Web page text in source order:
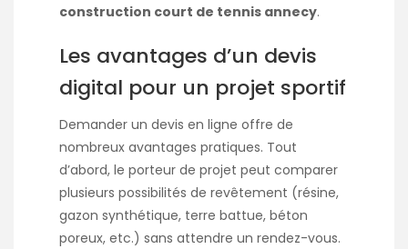
construction court de tennis annecy.
Les avantages d’un devis
digital pour un projet sportif
Demander un devis en ligne offre de
nombreux avantages pratiques. Tout
d’abord, le porteur de projet peut comparer
plusieurs possibilités de revêtement (résine,
gazon synthétique, terre battue, béton
poreux, etc.) sans attendre un rendez-vous.